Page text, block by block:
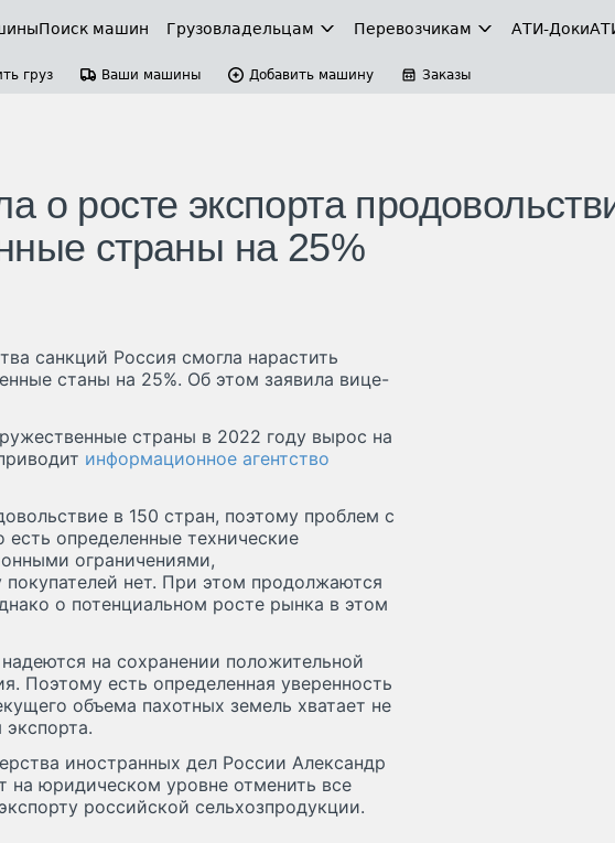
Поиск машин Грузовладельцам Перевозчикам АТИ-Доки
груз Ваши машины Добавить машину Заказы
о росте экспорта
страны на 25%
санкций Россия смогла нарастить
станы на 25%. Об этом заявила вице-
страны в 2022 году вырос на
информационное агентство
в 150 стран, поэтому проблем с
определенные технические
ограничениями,
нет. При этом продолжаются
о потенциальном росте рынка в этом
на сохранении положительной
Поэтому есть определенная уверенность
объема пахотных земель хватает не
иностранных дел России Александр
на юридическом уровне отменить все
российской сельхозпродукции.